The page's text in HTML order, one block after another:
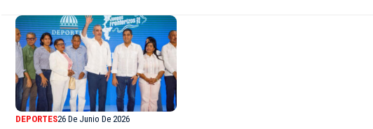
DEPORTES26 De Junio De 2026